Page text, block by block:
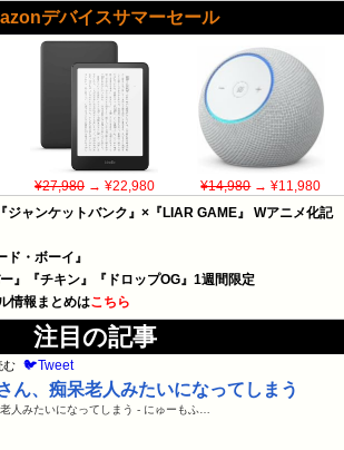
デバイスサマーセール
¥27,980→ ¥22,980 ¥14,980→ ¥11,980
『ジャンケットバンク』×『LIAR GAME』 Wアニメ化記
ド・ボーイ』
ー』『チキン』『ドロップOG』1週間限定
情報まとめはこちら
注目の記事
む 🐦Tweet
ん、痴呆老人みたいになってしまう
人みたいになってしまう - にゅーもふ…